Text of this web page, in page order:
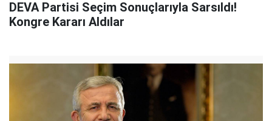
DEVA Partisi Seçim Sonuçlarıyla Sarsıldı!
Kongre Kararı Aldılar